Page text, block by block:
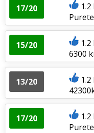
17/20
15/20
6300
13/20
17/20